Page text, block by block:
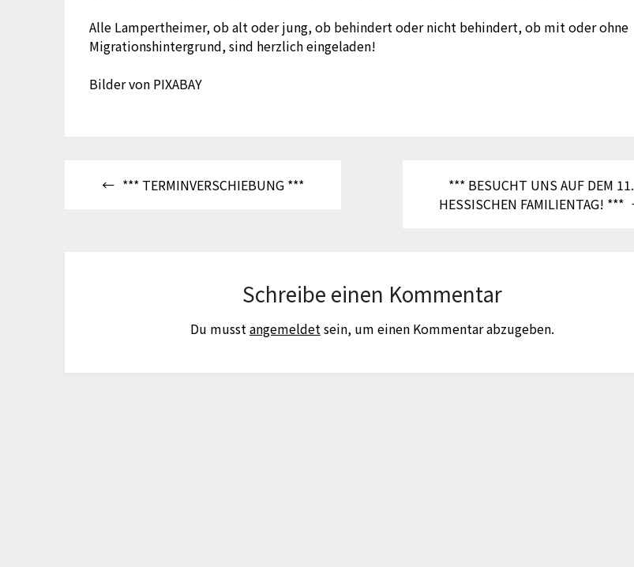
Alle Lampertheimer, ob alt oder jung, ob behindert oder nicht behindert, ob mit oder ohne
Migrationshintergrund, sind herzlich eingeladen!
Bilder von PIXABAY
Beitragsnavigation
*** TERMINVERSCHIEBUNG ***
*** BESUCHT UNS AUF DEM 11.
HESSISCHEN FAMILIENTAG! ***
Schreibe einen Kommentar
Du musst angemeldet sein, um einen Kommentar abzugeben.